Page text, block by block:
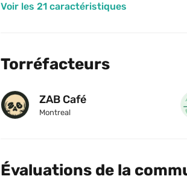
Voir les 21 caractéristiques
Torréfacteurs
ZAB Café
Montreal
Évaluations de la